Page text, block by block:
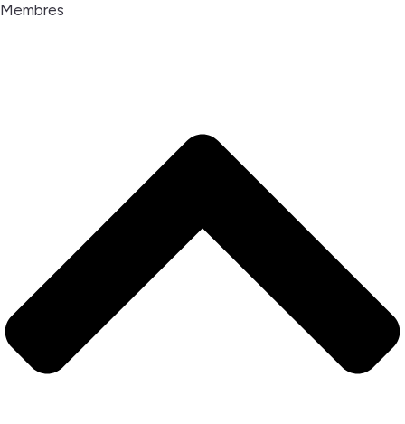
Membres